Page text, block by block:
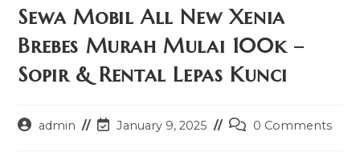
Sewa Mobil All New Xenia
Brebes Murah Mulai 100k –
Sopir & Rental Lepas Kunci
Postadmin
PostJanuary 9, 2025
Post0 Comments